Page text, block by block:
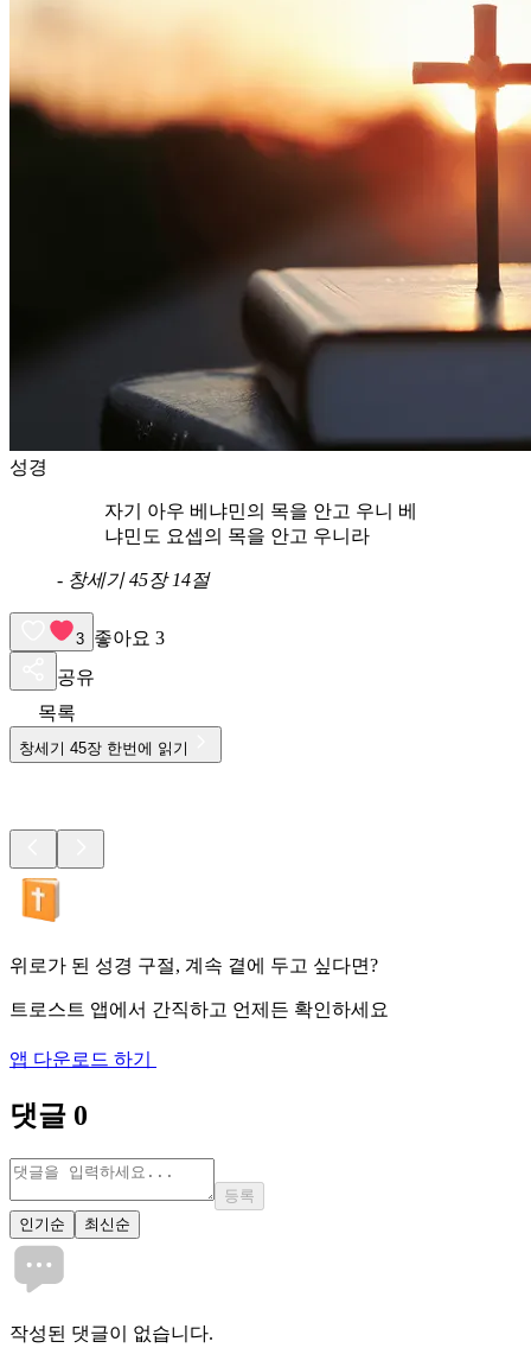
성경
자기 아우 베냐민의 목을 안고 우니 베
냐민도 요셉의 목을 안고 우니라
- 창세기 45장 14절
3 좋아요 3
공유
목록
창세기 45장 한번에 읽기
위로가 된 성경 구절, 계속 곁에 두고 싶다면?
트로스트 앱에서 간직하고 언제든 확인하세요
앱 다운로드 하기
댓글 0
등록
인기순
최신순
작성된 댓글이 없습니다.